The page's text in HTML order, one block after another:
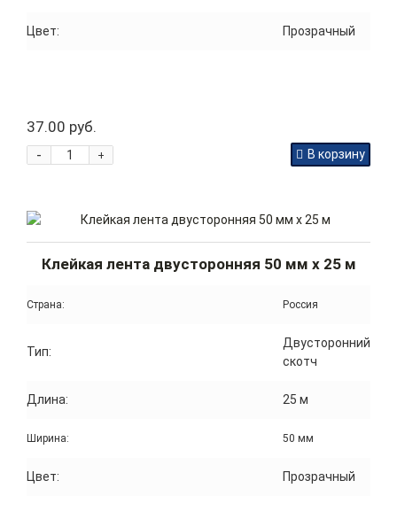
Цвет: Прозрачный
37.00 руб.
+
- В корзину
Клейкая лента двусторонняя 50 мм x 25 м
Страна: Россия
Тип:
Двусторонний
скотч
Длина: 25 м
Ширина: 50 мм
Цвет: Прозрачный